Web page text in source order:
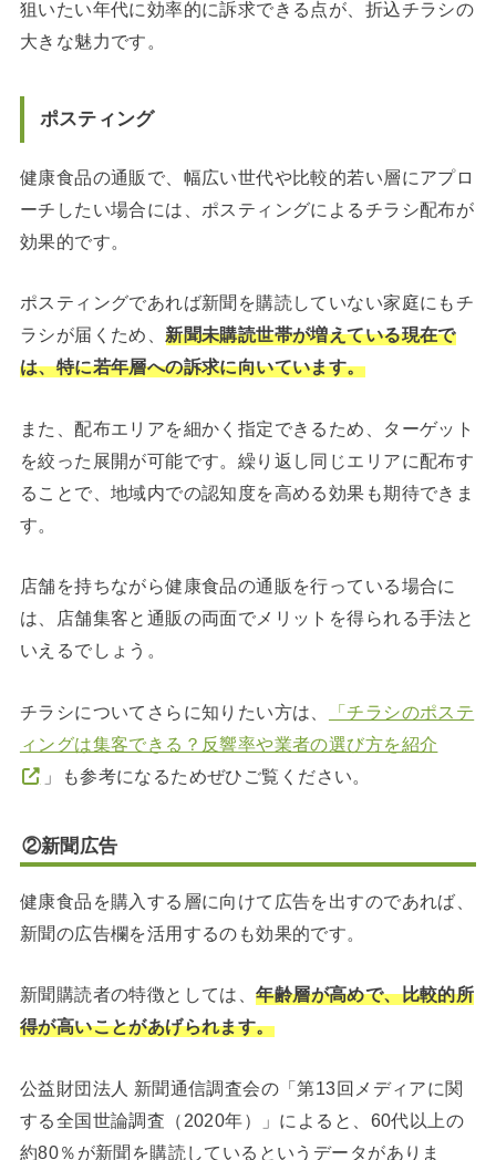
狙いたい年代に効率的に訴求できる点が、折込チラシの
大きな魅力です。
ポスティング
健康食品の通販で、幅広い世代や比較的若い層にアプロ
ーチしたい場合には、ポスティングによるチラシ配布が
効果的です。
ポスティングであれば新聞を購読していない家庭にもチ
ラシが届くため、 新聞未購読世帯が増えている現在で
は、特に若年層への訴求に向いています。
また、配布エリアを細かく指定できるため、ターゲット
を絞った展開が可能です。繰り返し同じエリアに配布す
ることで、地域内での認知度を高める効果も期待できま
す。
店舗を持ちながら健康食品の通販を行っている場合に
は、店舗集客と通販の両面でメリットを得られる手法と
いえるでしょう。
チラシについてさらに知りたい方は、
「チラシのポステ
ィングは集客できる？反響率や業者の選び方を紹介
」も参考になるためぜひご覧ください。
②新聞広告
健康食品を購入する層に向けて広告を出すのであれば、
新聞の広告欄を活用するのも効果的です。
新聞購読者の特徴としては、年齢層が高めで、比較的所
得が高いことがあげられます。
公益財団法人 新聞通信調査会の「第13回メディアに関
する全国世論調査（2020年）」によると、60代以上の
約80％が新聞を購読しているというデータがありま